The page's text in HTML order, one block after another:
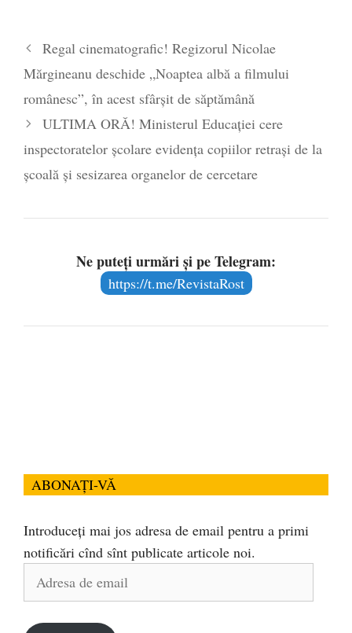
Marius Vișovan. Conferința
„George Manu. Rectorul din
Zarca Aiudului”,…
Regal cinematografic! Regizorul Nicolae
Mărgineanu deschide „Noaptea albă a filmului
românesc”, în acest sfârșit de săptămână
ULTIMA ORĂ! Ministerul Educației cere
inspectoratelor școlare evidența copiilor retrași de la
școală și sesizarea organelor de cercetare
Ne puteți urmări și pe Telegram:
https://t.me/RevistaRost
ABONAȚI-VĂ
Introduceți mai jos adresa de email pentru a primi
notificări cînd sînt publicate articole noi.
Adresa